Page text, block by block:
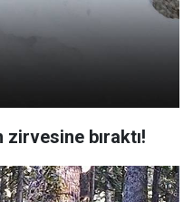
zirvesine bıraktı!